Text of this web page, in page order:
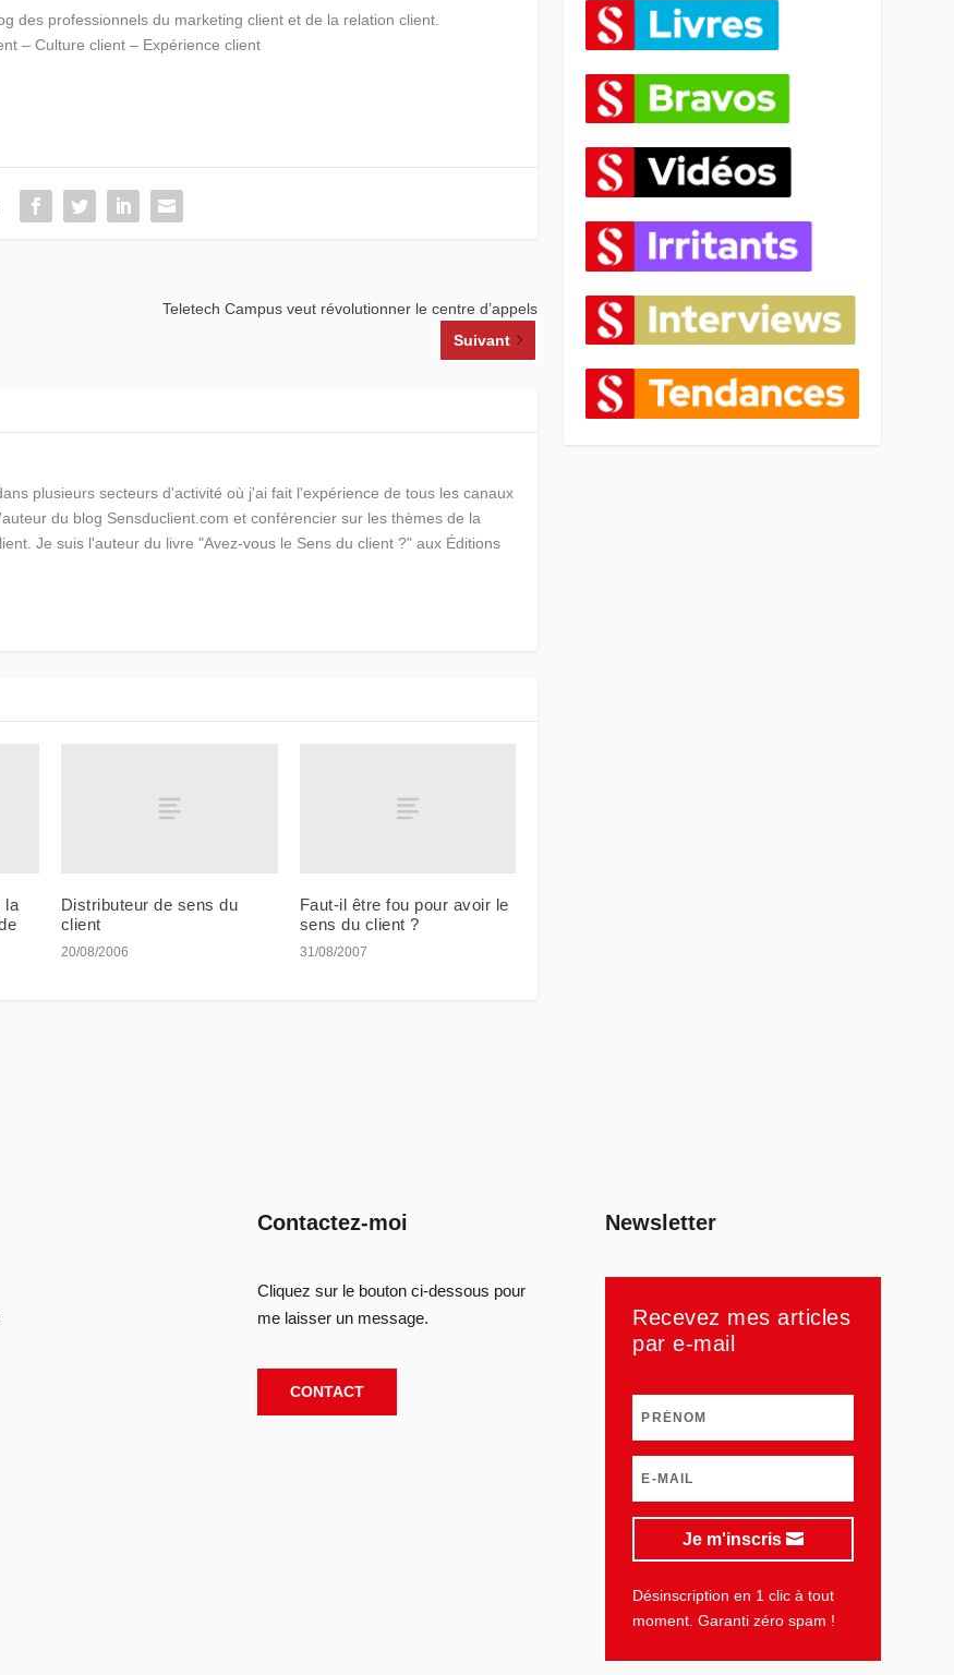
des professionnels du marketing client et de la relation client.
– Culture client – Expérience client
Teletech Campus veut révolutionner le centre d’appels
Suivant
plusieurs secteurs d'activité où j'ai fait l'expérience de tous les canaux
du blog Sensduclient.com et conférencier sur les thèmes de la
Je suis l'auteur du livre "Avez-vous le Sens du client ?" aux Éditions
la
Distributeur de sens du
client
20/08/2006
Faut-il être fou pour avoir le
sens du client ?
31/08/2007
Contactez-moi
Cliquez sur le bouton ci-dessous pour
me laisser un message.
CONTACT
Newsletter
Recevez mes articles
par e-mail
Je m'inscris
Désinscription en 1 clic à tout
moment. Garanti zéro spam !